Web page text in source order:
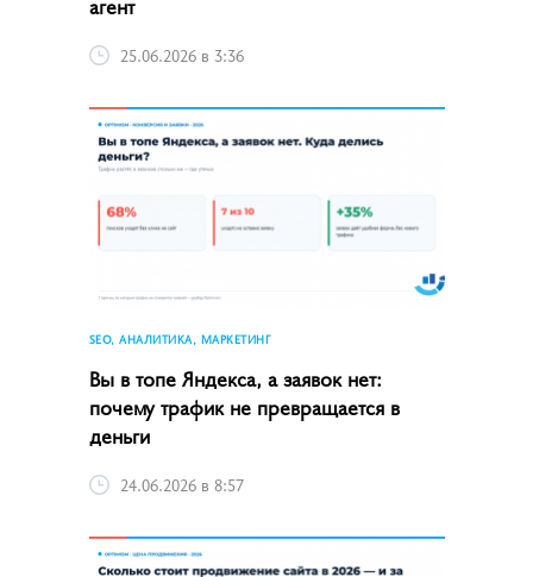
25.06.2026 в 3:36
SEO, АНАЛИТИКА, МАРКЕТИНГ
Вы в топе Яндекса, а заявок нет:
почему трафик не превращается в
деньги
24.06.2026 в 8:57